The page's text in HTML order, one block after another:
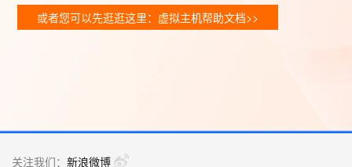
或者您可以先逛逛这里：虚拟主机帮助文档>>